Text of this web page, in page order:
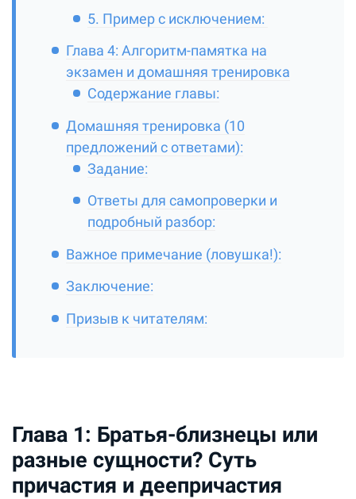
5. Пример с исключением:
Глава 4: Алгоритм-памятка на
экзамен и домашняя тренировка
Содержание главы:
Домашняя тренировка (10
предложений с ответами):
Задание:
Ответы для самопроверки и
подробный разбор:
Важное примечание (ловушка!):
Заключение:
Призыв к читателям:
Глава 1: Братья-близнецы или
разные сущности? Суть
причастия и деепричастия